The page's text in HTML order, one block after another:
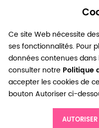
Ce site Web nécessite
ses fonctionnalités. Pour
données contenues dans
consulter notre Politique
accepter les cookies de
bouton Autoriser ci-
0
Perle en métal